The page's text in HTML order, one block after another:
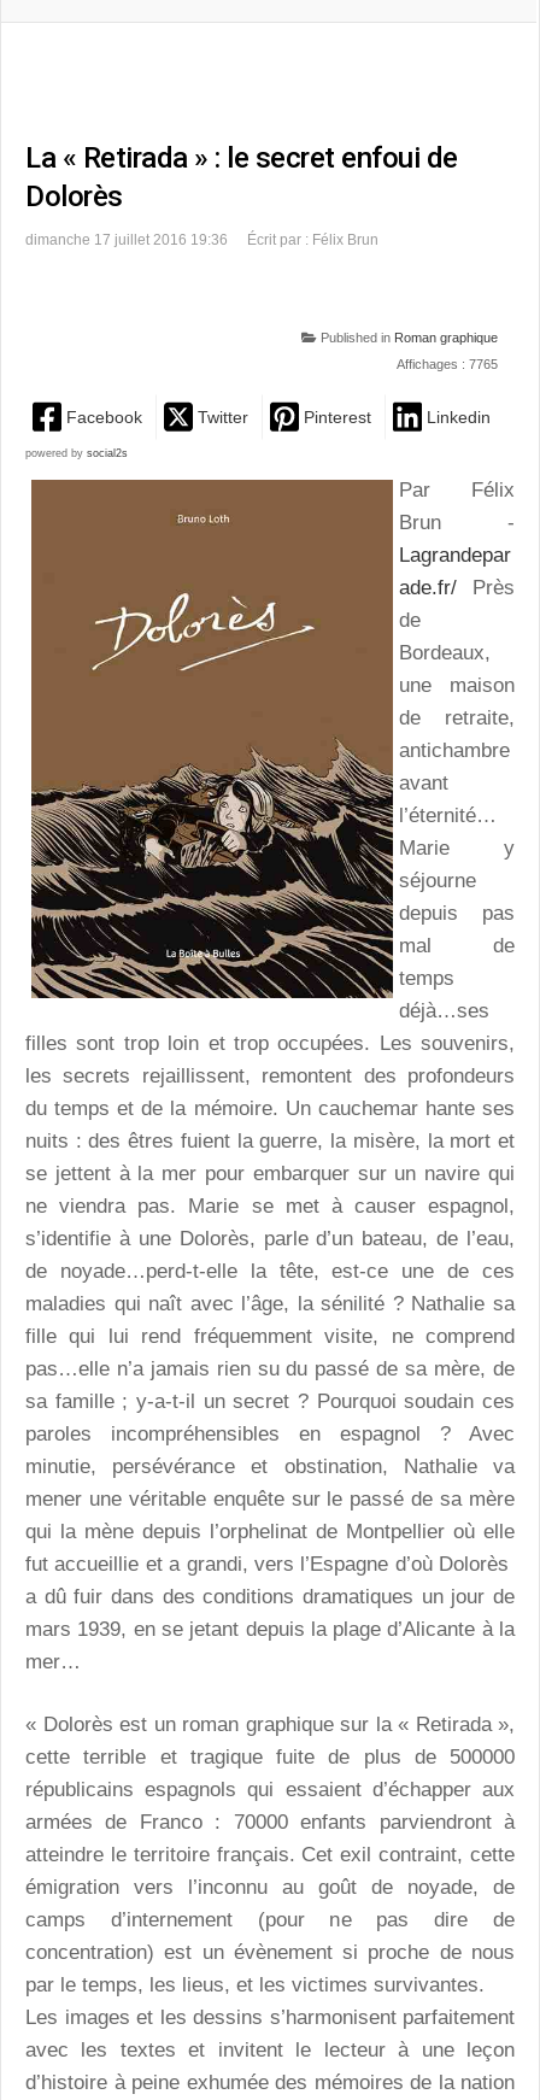
La « Retirada » : le secret enfoui de
Dolorès
dimanche 17 juillet 2016 19:36 Écrit par : Félix Brun
Published in Roman graphique
Affichages : 7765
Facebook Twitter Pinterest Linkedin
powered by social2s
Par Félix
Brun -
Lagrandepar
ade.fr/ Près
de
Bordeaux,
une maison
de retraite,
antichambre
avant
l’éternité…
Marie y
séjourne
depuis pas
mal de
temps
déjà…ses
filles sont trop loin et trop occupées. Les souvenirs,
les secrets rejaillissent, remontent des profondeurs
du temps et de la mémoire. Un cauchemar hante ses
nuits : des êtres fuient la guerre, la misère, la mort et
se jettent à la mer pour embarquer sur un navire qui
ne viendra pas. Marie se met à causer espagnol,
s’identifie à une Dolorès, parle d’un bateau, de l’eau,
de noyade…perd-t-elle la tête, est-ce une de ces
maladies qui naît avec l’âge, la sénilité ? Nathalie sa
fille qui lui rend fréquemment visite, ne comprend
pas…elle n’a jamais rien su du passé de sa mère, de
sa famille ; y-a-t-il un secret ? Pourquoi soudain ces
paroles incompréhensibles en espagnol ? Avec
minutie, persévérance et obstination, Nathalie va
mener une véritable enquête sur le passé de sa mère
qui la mène depuis l’orphelinat de Montpellier où elle
fut accueillie et a grandi, vers l’Espagne d’où Dolorès
a dû fuir dans des conditions dramatiques un jour de
mars 1939, en se jetant depuis la plage d’Alicante à la
mer…
« Dolorès est un roman graphique sur la « Retirada »,
cette terrible et tragique fuite de plus de 500000
républicains espagnols qui essaient d’échapper aux
armées de Franco : 70000 enfants parviendront à
atteindre le territoire français. Cet exil contraint, cette
émigration vers l’inconnu au goût de noyade, de
camps d’internement (pour ne pas dire de
concentration) est un évènement si proche de nous
par le temps, les lieus, et les victimes survivantes.
Les images et les dessins s’harmonisent parfaitement
avec les textes et invitent le lecteur à une leçon
d’histoire à peine exhumée des mémoires de la nation